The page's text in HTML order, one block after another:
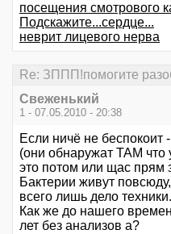
посещения смотрового
Подскажите...сердце...
неврит лицевого нерва
Re: ЗППП!помогите
Свеженький
1 - 07.05.2010 - 20:38
Если ничё не
(они обнаружат ТАМ что
это потом или щас прям
Бактерии живут
всего лишь дело техники.
Как же до нашего
лет без анализов а?